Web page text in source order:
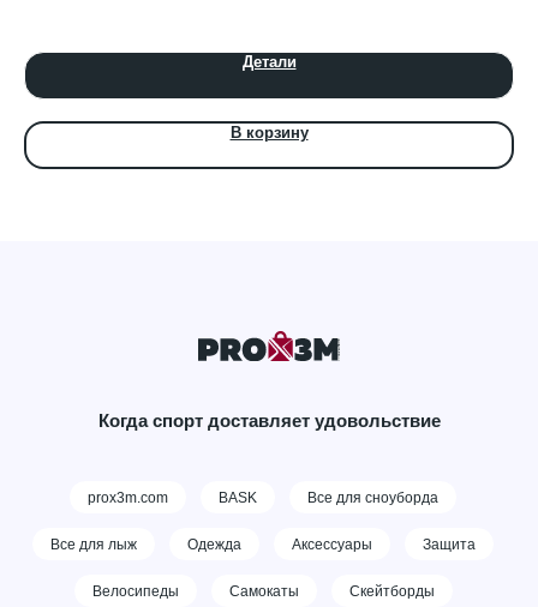
Детали
В корзину
Когда спорт доставляет удовольствие
prox3m.com BASK Все для сноуборда
Все для лыж Одежда Аксессуары Защита
Велосипеды Самокаты Скейтборды